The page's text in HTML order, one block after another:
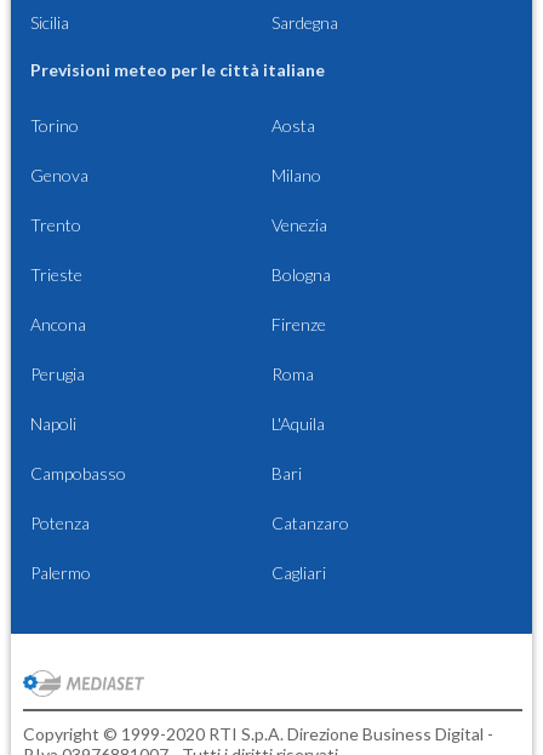
Sicilia Sardegna
Previsioni meteo per le città italiane
Torino Aosta
Genova Milano
Trento Venezia
Trieste Bologna
Ancona Firenze
Perugia Roma
Napoli L'Aquila
Campobasso Bari
Potenza Catanzaro
Palermo Cagliari
Copyright © 1999-2020 RTI S.p.A. Direzione Business Digital -